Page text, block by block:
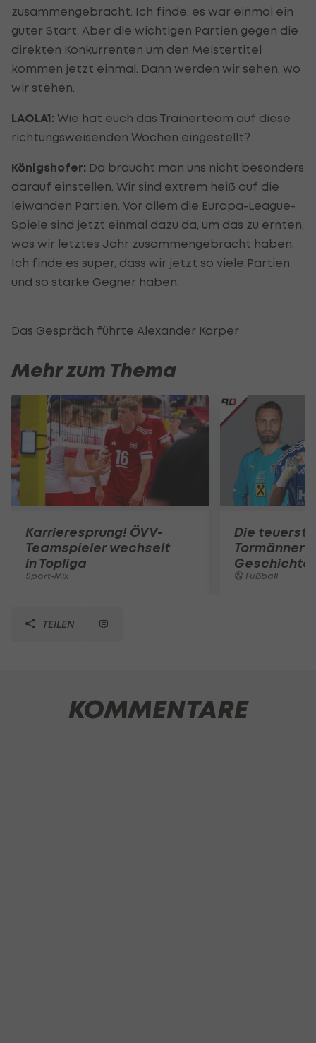
zusammengebracht. Ich finde, es war einmal ein
guter Start. Aber die wichtigen Partien gegen die
direkten Konkurrenten um den Meistertitel
kommen jetzt einmal. Dann werden wir sehen, wo
wir stehen.
LAOLA1: Wie hat euch das Trainerteam auf diese
richtungsweisenden Wochen eingestellt?
Königshofer: Da braucht man uns nicht besonders
darauf einstellen. Wir sind extrem heiß auf die
leiwanden Partien. Vor allem die Europa-League-
Spiele sind jetzt einmal dazu da, um das zu ernten,
was wir letztes Jahr zusammengebracht haben.
Ich finde es super, dass wir jetzt so viele Partien
und so starke Gegner haben.
Das Gespräch führte Alexander Karper
Mehr zum Thema
Karrieresprung! ÖVV-
Teamspieler wechselt
in Topliga
Sport-Mix
Die
Tormänner
Geschichte
Fußball
TEILEN
KOMMENTARE